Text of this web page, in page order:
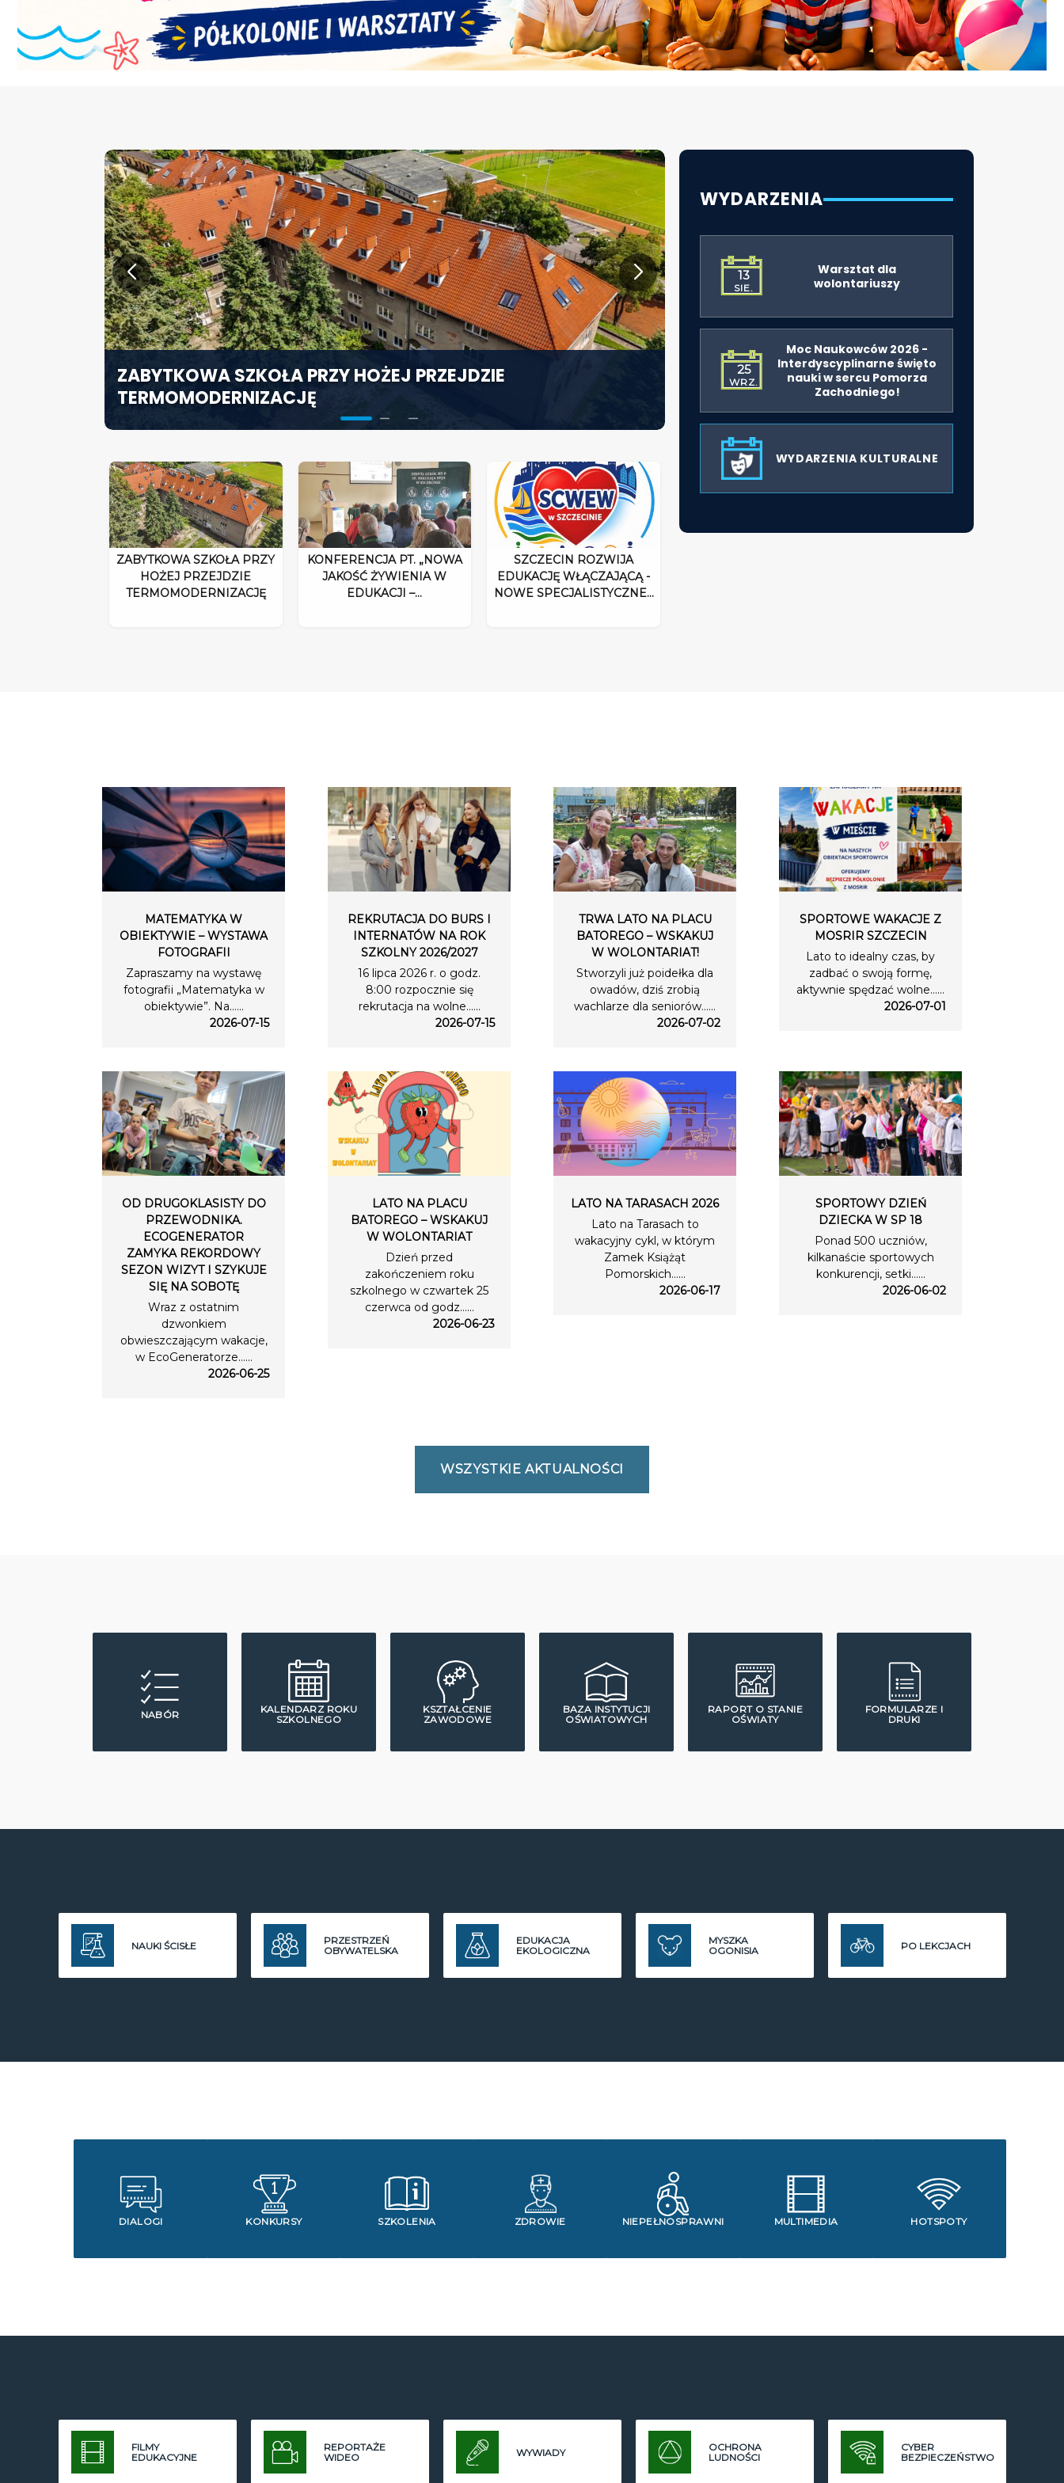
ZABYTKOWA SZKOŁA PRZY HOŻEJ PRZEJDZIE
TERMOMODERNIZACJĘ
KONFERENCJA PT. „NOWA JAKOŚĆ ŻYWIENIA W EDUKACJI –
ODPOWIEDZIALNOŚĆ DYREKTORA W ŚWIETLE
ROZPORZĄDZENIA 2026”
SZCZECIN ROZWIJA EDUKACJĘ WŁĄCZAJĄCĄ - NOWE
SPECJALISTYCZNE CENTRUM ROZPOCZYNA DZIAŁALNOŚĆ
ZABYTKOWA SZKOŁA PRZY
HOŻEJ PRZEJDZIE
TERMOMODERNIZACJĘ
KONFERENCJA PT. „NOWA
JAKOŚĆ ŻYWIENIA W
EDUKACJI –…
SZCZECIN ROZWIJA
EDUKACJĘ WŁĄCZAJĄCĄ -
NOWE SPECJALISTYCZNE…
WYDARZENIA
13
SIE.
Warsztat dla
wolontariuszy
25
WRZ.
Moc Naukowców 2026 -
Interdyscyplinarne święto
nauki w sercu Pomorza
Zachodniego!
WYDARZENIA KULTURALNE
MATEMATYKA W
OBIEKTYWIE – WYSTAWA
FOTOGRAFII
Zapraszamy na wystawę
fotografii „Matematyka w
obiektywie”. Na…...
2026-07-15
REKRUTACJA DO BURS I
INTERNATÓW NA ROK
SZKOLNY 2026/2027
16 lipca 2026 r. o godz.
8:00 rozpocznie się
rekrutacja na wolne…...
2026-07-15
TRWA LATO NA PLACU
BATOREGO – WSKAKUJ
W WOLONTARIAT!
Stworzyli już poidełka dla
owadów, dziś zrobią
wachlarze dla seniorów…...
2026-07-02
SPORTOWE WAKACJE Z
MOSRIR SZCZECIN
Lato to idealny czas, by
zadbać o swoją formę,
aktywnie spędzać wolne…...
2026-07-01
OD DRUGOKLASISTY DO
PRZEWODNIKA.
ECOGENERATOR
ZAMYKA REKORDOWY
SEZON WIZYT I SZYKUJE
SIĘ NA SOBOTĘ
Wraz z ostatnim
dzwonkiem
obwieszczającym wakacje,
w EcoGeneratorze…...
2026-06-25
LATO NA PLACU
BATOREGO – WSKAKUJ
W WOLONTARIAT
Dzień przed
zakończeniem roku
szkolnego w czwartek 25
czerwca od godz…...
2026-06-23
LATO NA TARASACH 2026
Lato na Tarasach to
wakacyjny cykl, w którym
Zamek Książąt
Pomorskich…...
2026-06-17
SPORTOWY DZIEŃ
DZIECKA W SP 18
Ponad 500 uczniów,
kilkanaście sportowych
konkurencji, setki…...
2026-06-02
WSZYSTKIE AKTUALNOŚCI
NABÓR
KALENDARZ ROKU
SZKOLNEGO
KSZTAŁCENIE
ZAWODOWE
BAZA INSTYTUCJI
OŚWIATOWYCH
RAPORT O STANIE
OŚWIATY
FORMULARZE I
DRUKI
NAUKI ŚCISŁE
PRZESTRZEŃ
OBYWATELSKA
EDUKACJA
EKOLOGICZNA
MYSZKA
OGONISIA
PO LEKCJACH
DIALOGI KONKURSY SZKOLENIA ZDROWIE NIEPEŁNOSPRAWNI MULTIMEDIA HOTSPOTY
FILMY
EDUKACYJNE
REPORTAŻE
WIDEO
WYWIADY
OCHRONA
LUDNOŚCI
CYBER
BEZPIECZEŃSTWO